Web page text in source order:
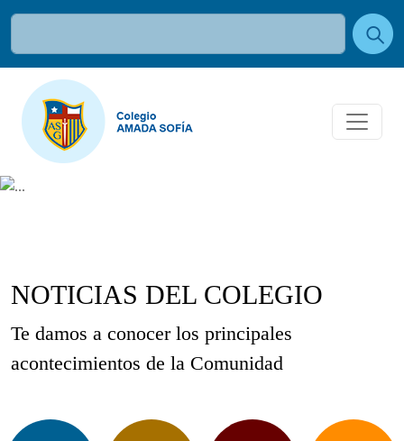
NOTICIAS DEL COLEGIO
Te damos a conocer los principales
acontecimientos de la Comunidad